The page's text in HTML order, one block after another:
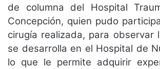
de columna del Hospital
Concepción, quien pudo
cirugía realizada, para observar
se desarrolla en el Hospital de
lo que le permite adquirir